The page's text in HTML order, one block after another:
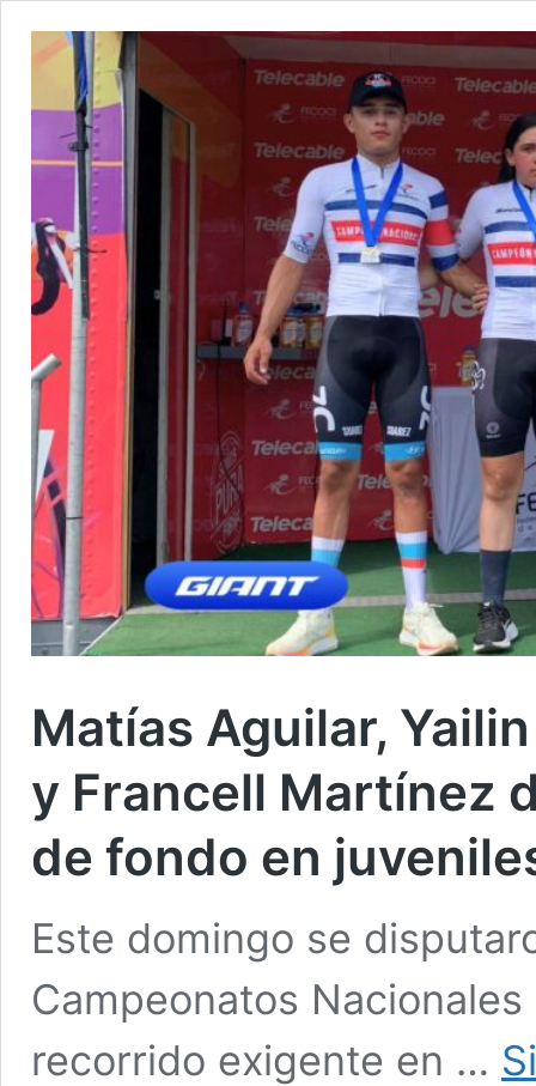
Matías Aguilar,
y Francell Martínez
de fondo en
Este domingo se
Campeonatos
recorrido exigente en …